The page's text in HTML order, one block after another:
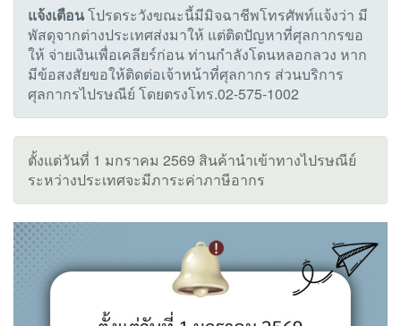
แจ้งเตือนโปรดระวังขณะนี้มีมิจฉาชีพโทรศัพท์แจ้งว่า มี
พัสดุจากต่างประเทศส่งมาให้ แต่ติดปัญหาที่ศุลกากรขอ
ให้ จ่ายเงินเพื่อเคลียร์ก่อน ท่านกำลังโดนหลอกลวง หาก
มีข้อสงสัยขอให้ติดต่อเจ้าหน้าที่ศุลกากร ส่วนบริการ
ศุลกากรไปรษณีย์ โดยตรงโทร.02-575-1002
ตั้งแต่วันที่ 1 มกราคม 2569 สินค้านำเข้าทางไปรษณีย์
ระหว่างประเทศจะมีภาระค่าภาษีอากร